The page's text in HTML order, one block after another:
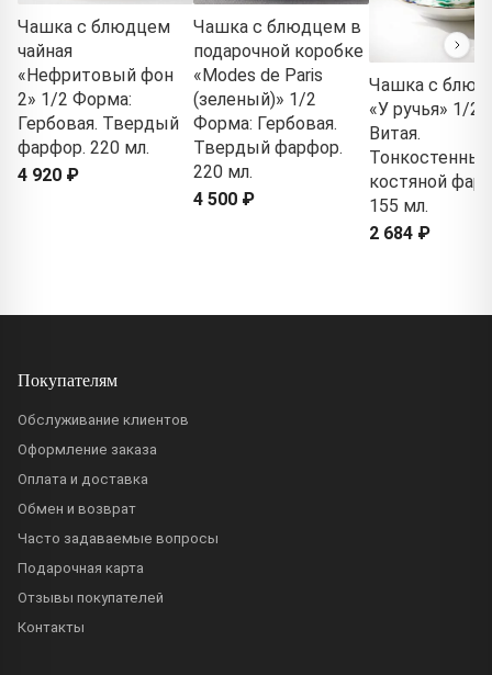
Чашка с блюдцем
чайная
«Нефритовый фон
2» 1/2 Форма:
Гербовая. Твердый
фарфор. 220 мл.
4 920 ₽
Чашка с блюдцем в
подарочной коробке
«Modes de Paris
(зеленый)» 1/2
Форма: Гербовая.
Твердый фарфор.
220 мл.
4 500 ₽
Чашка с
«У ручья» 1/2
Витая.
Тонкостенный
костяной
155 мл.
2 684 ₽
Покупателям
Обслуживание клиентов
Оформление заказа
Оплата и доставка
Обмен и возврат
Часто задаваемые вопросы
Подарочная карта
Отзывы покупателей
Контакты